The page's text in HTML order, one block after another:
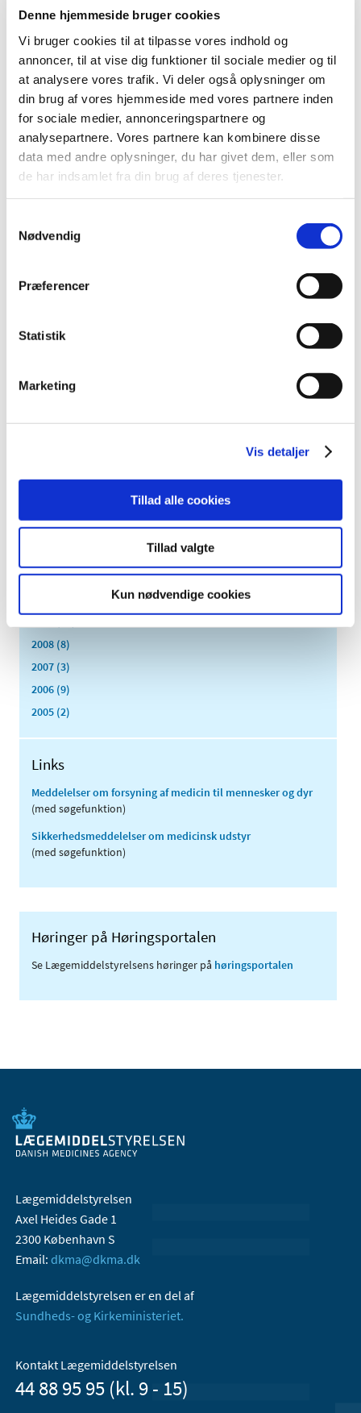
Denne hjemmeside bruger cookies
Vi bruger cookies til at tilpasse vores indhold og
annoncer, til at vise dig funktioner til sociale medier og til
at analysere vores trafik. Vi deler også oplysninger om
din brug af vores hjemmeside med vores partnere inden
for sociale medier, annonceringspartnere og
analysepartnere. Vores partnere kan kombinere disse
data med andre oplysninger, du har givet dem, eller som
de har indsamlet fra din brug af deres tjenester.
Nødvendig
Præferencer
Statistik
Marketing
Vis detaljer
Tillad alle cookies
Tillad valgte
Kun nødvendige cookies
2025 (158)
2023 (195)
2022 (197)
2021 (516)
december (50)
november (51)
oktober (45)
september (57)
august (33)
juni (49)
april (31)
februar (33)
2019 (159)
2013 (49)
2011 (13)
2008 (8)
2007 (3)
2006 (9)
2005 (2)
Links
Meddelelser om forsyning af medicin til mennesker og dyr
(med søgefunktion)
Sikkerhedsmeddelelser om medicinsk udstyr
(med søgefunktion)
Høringer på Høringsportalen
Se Lægemiddelstyrelsens høringer på høringsportalen
Lægemiddelstyrelsen
Axel Heides Gade 1
2300 København S
Email: dkma@dkma.dk
Lægemiddelstyrelsen er en del af
Sundheds- og Kirkeministeriet.
Kontakt Lægemiddelstyrelsen
44 88 95 95 (kl. 9 - 15)